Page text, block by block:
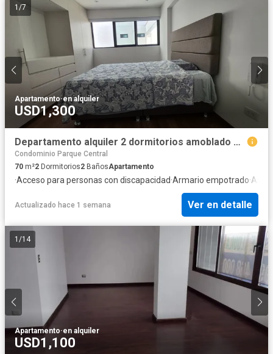
1 /7
Apartamento·en alquiler
USD1,300
Departamento alquiler 2 dormitorios amoblado San Isidro
Condominio Parque Central
70 m²2 Dormitorios2 BañosApartamento
·Acceso para personas con discapacidad·Armario empotrado·
Actualizado hace 1 semana Ver en detalle
1 /14
Apartamento·en alquiler
USD1,100